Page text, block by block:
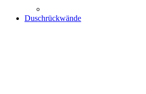
Duschrückwände